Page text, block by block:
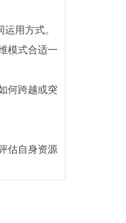
用方式。
模式合适一
何跨越或突
估自身资源